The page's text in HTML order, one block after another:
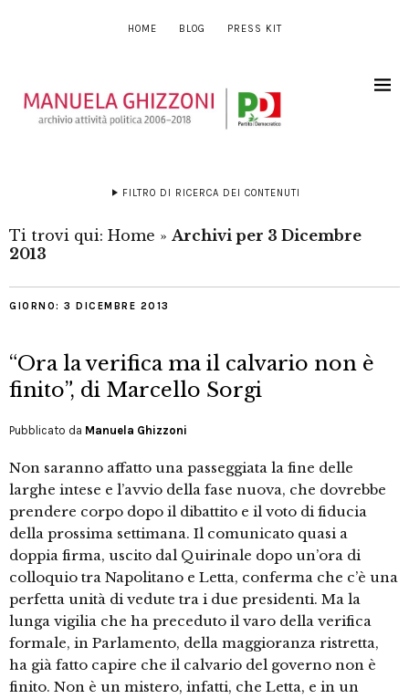
HOME BLOG PRESS KIT
FILTRO DI RICERCA DEI CONTENUTI
Ti trovi qui: Home » Archivi per 3 Dicembre
2013
GIORNO: 3 DICEMBRE 2013
“Ora la verifica ma il calvario non è
finito”, di Marcello Sorgi
Pubblicato da Manuela Ghizzoni
Non saranno affatto una passeggiata la fine delle
larghe intese e l’avvio della fase nuova, che dovrebbe
prendere corpo dopo il dibattito e il voto di fiducia
della prossima settimana. Il comunicato quasi a
doppia firma, uscito dal Quirinale dopo un’ora di
colloquio tra Napolitano e Letta, conferma che c’è una
perfetta unità di vedute tra i due presidenti. Ma la
lunga vigilia che ha preceduto il varo della verifica
formale, in Parlamento, della maggioranza ristretta,
ha già fatto capire che il calvario del governo non è
finito. Non è un mistero, infatti, che Letta, e in un